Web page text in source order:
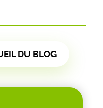
DU BLOG